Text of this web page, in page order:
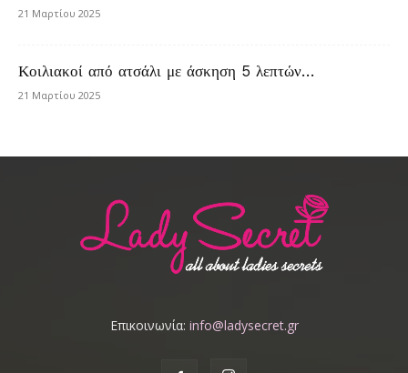
21 Μαρτίου 2025
Κοιλιακοί από ατσάλι με άσκηση 5 λεπτών…
21 Μαρτίου 2025
Επικοινωνία: info@ladysecret.gr